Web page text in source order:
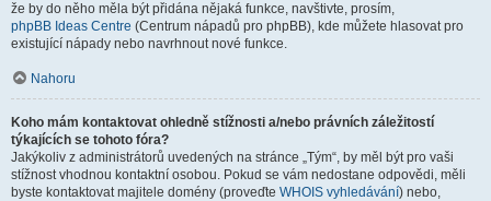
že by do něho měla být přidána nějaká funkce, navštivte, prosím,
phpBB Ideas Centre (Centrum nápadů pro phpBB), kde můžete hlasovat pro
existující nápady nebo navrhnout nové funkce.
Nahoru
Koho mám kontaktovat ohledně stížnosti a/nebo právních záležitostí
týkajících se tohoto fóra?
Jakýkoliv z administrátorů uvedených na stránce „Tým“, by měl být pro vaši
stížnost vhodnou kontaktní osobou. Pokud se vám nedostane odpovědi, měli
byste kontaktovat majitele domény (proveďte WHOIS vyhledávání) nebo,